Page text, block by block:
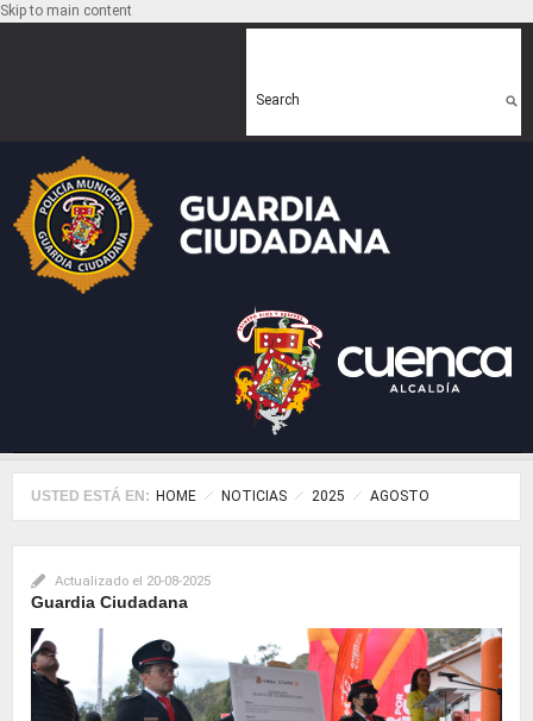
Skip to main content
Search
USTED ESTÁ EN: HOME NOTICIAS 2025 AGOSTO
Actualizado el 20-08-2025
Guardia Ciudadana